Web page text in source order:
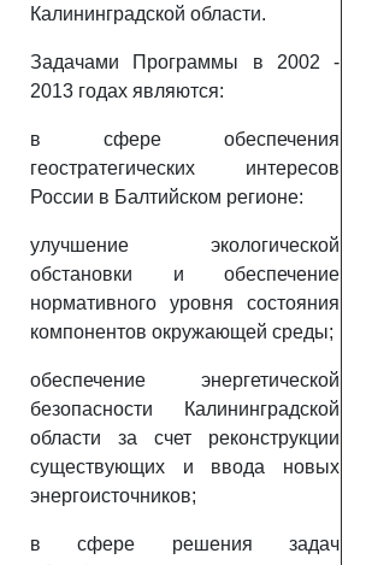
Калининградской области.
Задачами Программы в 2002 -
2013 годах являются:
в сфере обеспечения
геостратегических интересов
России в Балтийском регионе:
улучшение экологической
обстановки и обеспечение
нормативного уровня состояния
компонентов окружающей среды;
обеспечение энергетической
безопасности Калининградской
области за счет реконструкции
существующих и ввода новых
энергоисточников;
в сфере решения задач